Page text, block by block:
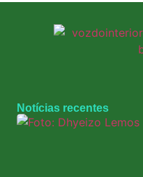
Notícias recentes